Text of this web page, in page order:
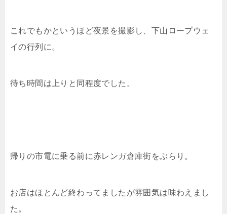
これでもかというほど夜景を撮影し、下山ロープウェ
イの行列に。
待ち時間は上りと同程度でした。
帰りの市電に乗る前に赤レンガ倉庫街をぶらり。
お店はほとんど終わってましたが雰囲気は味わえまし
た。